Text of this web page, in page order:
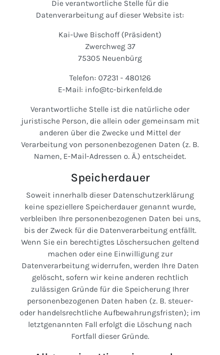
Die verantwortliche Stelle für die
Datenverarbeitung auf dieser Website ist:
Kai-Uwe Bischoff (Präsident)
Zwerchweg 37
75305 Neuenbürg
Telefon: 07231 - 480126
E-Mail: info@tc-birkenfeld.de
Verantwortliche Stelle ist die natürliche oder
juristische Person, die allein oder gemeinsam mit
anderen über die Zwecke und Mittel der
Verarbeitung von personenbezogenen Daten (z. B.
Namen, E-Mail-Adressen o. Ä.) entscheidet.
Speicherdauer
Soweit innerhalb dieser Datenschutzerklärung
keine speziellere Speicherdauer genannt wurde,
verbleiben Ihre personenbezogenen Daten bei uns,
bis der Zweck für die Datenverarbeitung entfällt.
Wenn Sie ein berechtigtes Löschersuchen geltend
machen oder eine Einwilligung zur
Datenverarbeitung widerrufen, werden Ihre Daten
gelöscht, sofern wir keine anderen rechtlich
zulässigen Gründe für die Speicherung Ihrer
personenbezogenen Daten haben (z. B. steuer-
oder handelsrechtliche Aufbewahrungsfristen); im
letztgenannten Fall erfolgt die Löschung nach
Fortfall dieser Gründe.